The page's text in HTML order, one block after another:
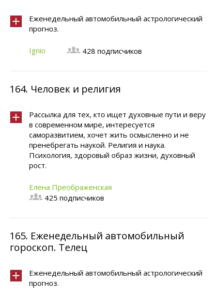
Еженедельный автомобильный астрологический
прогноз.
Ignio 428 подписчиков
164. Человек и религия
Рассылка для тех, кто ищет духовные пути и веру
в современном мире, интересуется
саморазвитием, хочет жить осмысленно и не
пренебрегать наукой. Религия и наука.
Психология, здоровый образ жизни, духовный
рост.
Елена Преображенская
425 подписчиков
165. Еженедельный автомобильный
гороскоп. Телец
Еженедельный автомобильный астрологический
прогноз.